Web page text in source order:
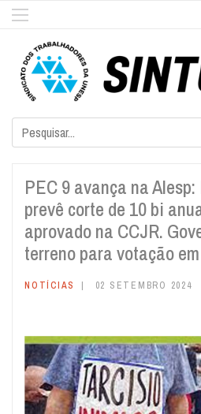
PEC 9 avança na
prevê corte de 10 bi
aprovado na CCJR.
terreno para votação
NOTÍCIAS 02 SETEMBRO 2024